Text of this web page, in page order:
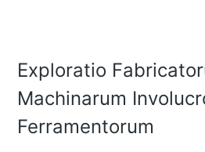
Exploratio
Machinarum
Ferramentorum